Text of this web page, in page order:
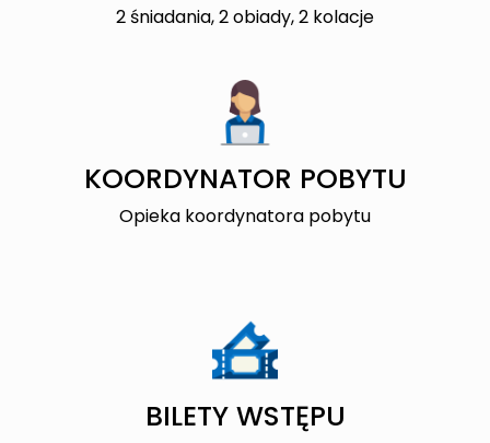
2 śniadania, 2 obiady, 2 kolacje
KOORDYNATOR POBYTU
Opieka koordynatora pobytu
BILETY WSTĘPU